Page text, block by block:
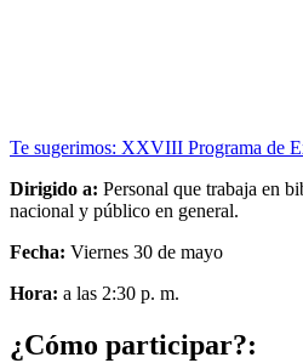
Te sugerimos: XXVIII Programa de
Dirigido a: Personal que trabaja en
nacional y público en general.
Fecha: Viernes 30 de mayo
Hora: a las 2:30 p. m.
¿Cómo participar?: